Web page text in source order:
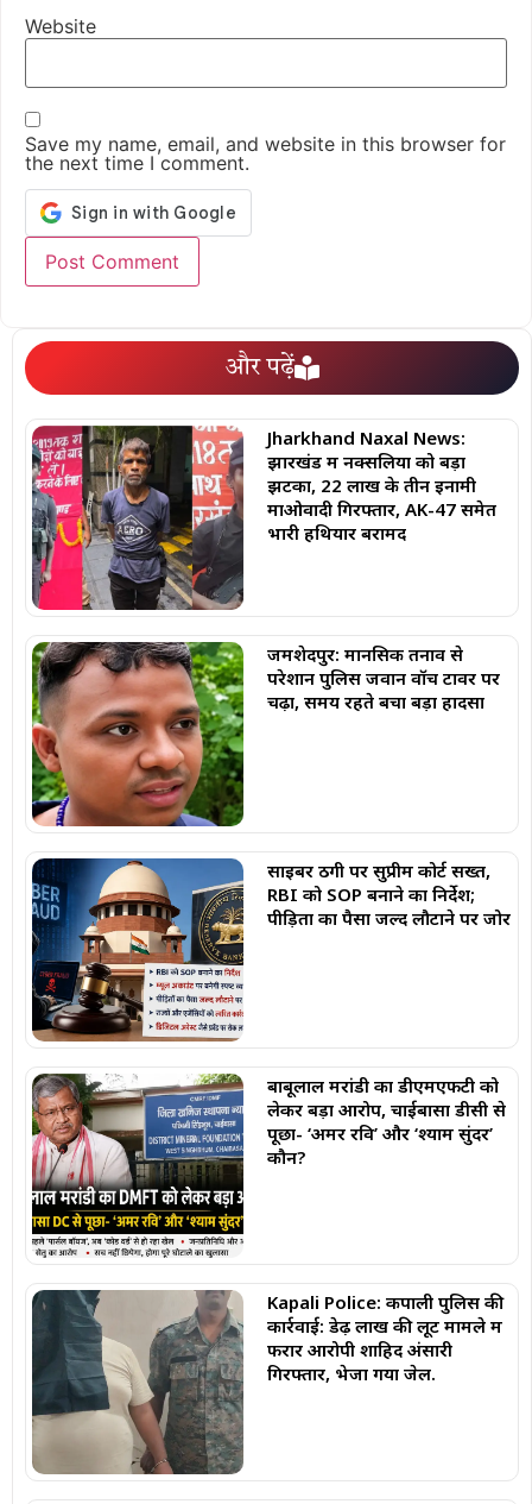
Website
Save my name, email, and website in this browser for
the next time I comment.
और पढ़ें
Jharkhand Naxal News:
झारखंड में नक्सलियों को बड़ा
झटका, 22 लाख के तीन इनामी
माओवादी गिरफ्तार, AK-47 समेत
भारी हथियार बरामद
जमशेदपुर: मानसिक तनाव से
परेशान पुलिस जवान वॉच टावर पर
चढ़ा, समय रहते बचा बड़ा हादसा
साइबर ठगी पर सुप्रीम कोर्ट सख्त,
RBI को SOP बनाने का निर्देश;
पीड़ितों का पैसा जल्द लौटाने पर जोर
बाबूलाल मरांडी का डीएमएफटी को
लेकर बड़ा आरोप, चाईबासा डीसी से
पूछा- ‘अमर रवि’ और ‘श्याम सुंदर’
कौन?
Kapali Police: कपाली पुलिस की
कार्रवाई: डेढ़ लाख की लूट मामले में
फरार आरोपी शाहिद अंसारी
गिरफ्तार, भेजा गया जेल.